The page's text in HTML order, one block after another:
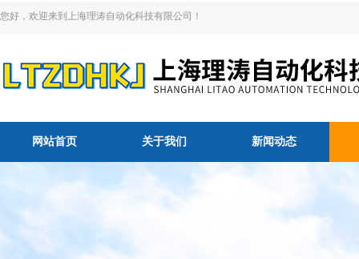
您好，欢迎来到上海理涛自动化科技有限公司！
网站首页 关于我们 新闻动态